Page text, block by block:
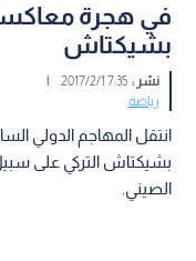
في هجرة
بشيكتاش
نشر :7:35 2017/2/1
|
رياضة
انتقل المهاجم الدولي
بشيكتاش التركي على
الصيني.